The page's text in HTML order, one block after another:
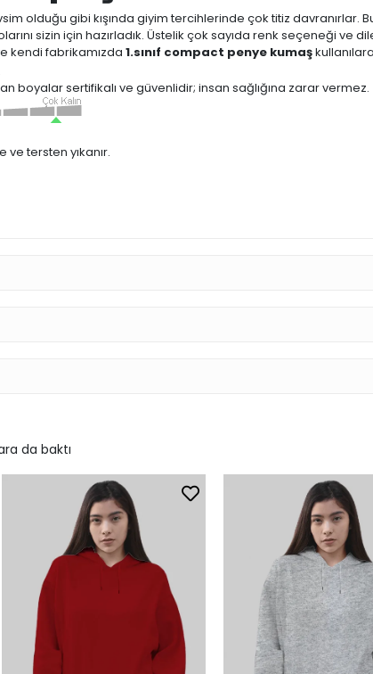
olduğu gibi kışında giyim tercihlerinde çok titiz davranırlar.
sizin için hazırladık. Üstelik çok sayıda renk seçeneği ve
kendi fabrikamızda 1.sınıf compact penye kumaş
boyalar sertifikalı ve güvenlidir; insan sağlığına zarar vermez.
ve tersten yıkanır.
da baktı